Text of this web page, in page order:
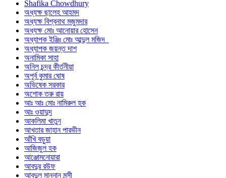
Shafika Chowdhury
অধ্যক্ষ ছালেহ আহমদ
অধ্যক্ষ বিশ্বনাথ মজুমদার
অধ্যক্ষ মোঃ আনোয়ার হোসেন
অধ্যাপক ইঞ্জিঃ মোঃ আব্দুল মজিদ
অধ্যাপক জয়ন্ত দাশ
অনামিকা সাহা
অনিল চন্দ্র কীর্তনীয়া
অপূর্ব কুমার ঘোষ
অভিষেক সরকার
অশোক তরু রায়
আঃ আঃ মোঃ নামিরুল হক
আঃ ওয়াদুদ
আকলিমা খাতুন
আখতার জাহান পারভীন
আঁখি বড়ুয়া
আজিজুল হক
আঞ্জোমনোয়ারা
আবদুর রউফ
আবদুল মান্নান মুন্সী